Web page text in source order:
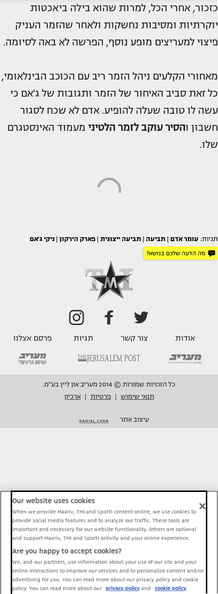
כזכור, אחרי הכל, למרות שהוא בילה ביאכטות
יוקרתיות ומסיבות נחשקות ולאחר שהזמר העניק
פיצוי למעריצים מופע נוסף, הפרשה לא באה לסיומה.
מאחורי הקלעים ניהל הזמר ריב עם הכוכב הבינלאומי,
כל זאת סביב האיחור של הזמר ותגובות של ג'אם כי
עשה לו טובה שעלה להופיע. אדם לא שכח לסגור
חשבון והסיר עוקב לזמר הלטיני מעמוד האינסטגרם
שלו.
תגיות: עומר אדם תביעה תביעה ייצוגית פארק הירקון ניקי ג'אם
מה הדעה שלכם בנושא?
אודות צור קשר תגיות פרסם אצלנו
כל הזכויות שמורות © 2014 מעריב און ליין בע"מ.
תנאי שימוש
פרטיות ארכיון
עיצוב אתר
Our website uses cookies
When we provide Maariv, TMI and Sport1 content online, we use cookies to
provide social media features and to analyze our traffic. These tools are
important and necessary for our website functionality. Others are optional
and support Maariv, TMI and Sport1 activity and your online experience.
Are you happy to accept cookies?
We, and our partners, use information about your use of our site and your
online interactions to improve our services and to personalize content and/or
advertising for you. You can read more about our privacy policy and cookie
policy. You can read more about our
privacy policy and cookie policy